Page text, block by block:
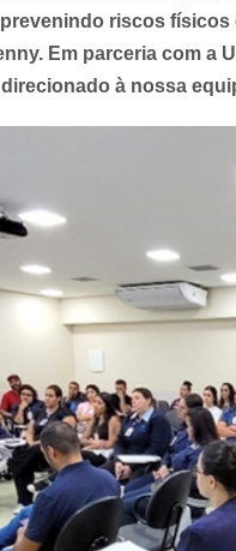
riscos
Em parceria com a
à nossa